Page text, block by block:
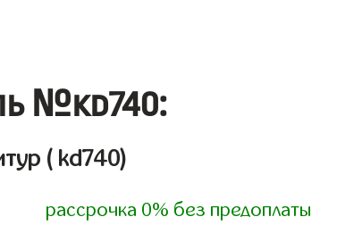
№kd740:
( kd740)
рассрочка 0% без предоплаты